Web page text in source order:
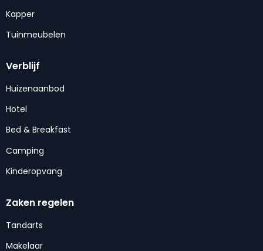
Kapper
Tuinmeubelen
Verblijf
Huizenaanbod
Hotel
Bed & Breakfast
Camping
Kinderopvang
Zaken regelen
Tandarts
Makelaar